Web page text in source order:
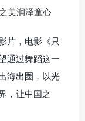
片，电影《只
通过舞蹈这一
海出圈，以光
，让中国之